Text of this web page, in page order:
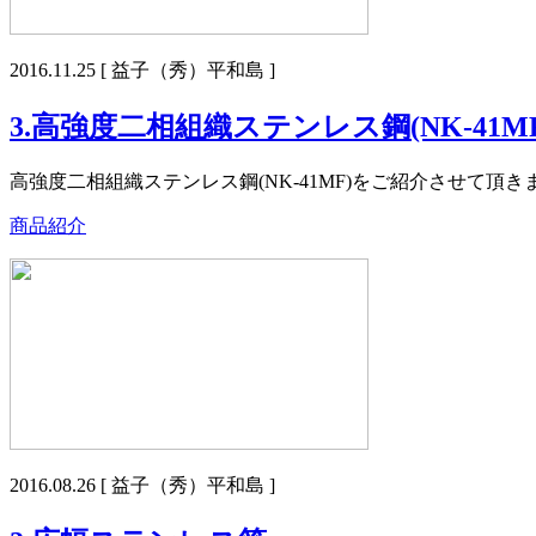
2016.11.25 [ 益子（秀）平和島 ]
3.高強度二相組織ステンレス鋼(NK-
高強度二相組織ステンレス鋼(NK-41MF)をご紹介させて頂き
商品紹介
2016.08.26 [ 益子（秀）平和島 ]